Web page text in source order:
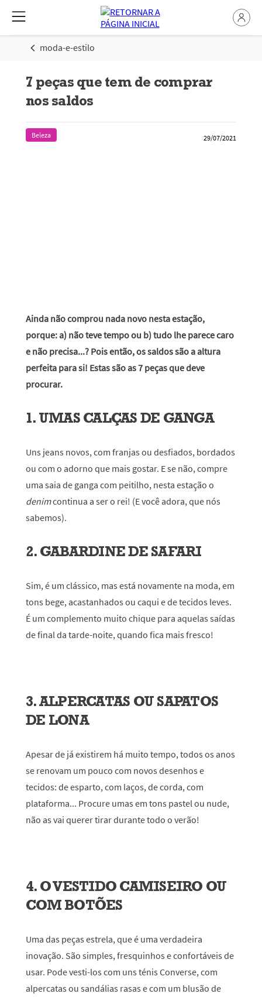
moda-e-estilo
7 peças que tem de comprar
nos saldos
Beleza 29/07/2021
Ainda não comprou nada novo nesta estação,
porque: a) não teve tempo ou b) tudo lhe parece caro
e não precisa...? Pois então, os saldos são a altura
perfeita para si! Estas são as 7 peças que deve
procurar.
1. UMAS CALÇAS DE GANGA
Uns jeans novos, com franjas ou desfiados, bordados
ou com o adorno que mais gostar. E se não, compre
uma saia de ganga com peitilho, nesta estação o
denimcontinua a ser o rei! (E você adora, que nós
sabemos).
2. GABARDINE DE SAFARI
Sim, é um clássico, mas está novamente na moda, em
tons bege, acastanhados ou caqui e de tecidos leves.
É um complemento muito chique para aquelas saídas
de final da tarde-noite, quando fica mais fresco!
3. ALPERCATAS OU SAPATOS
DE LONA
Apesar de já existirem há muito tempo, todos os anos
se renovam um pouco com novos desenhos e
tecidos: de esparto, com laços, de corda, com
plataforma... Procure umas em tons pastel ou nude,
não as vai querer tirar durante todo o verão!
4. O VESTIDO CAMISEIRO OU
COM BOTÕES
Uma das peças estrela, que é uma verdadeira
inovação. São simples, fresquinhos e confortáveis de
usar. Pode vesti-los com uns ténis Converse, com
alpercatas ou sandálias rasas e com um blusão de